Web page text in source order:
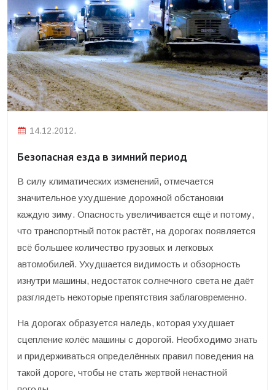
14.12.2012.
Безопасная езда в зимний период
В силу климатических изменений, отмечается
значительное ухудшение дорожной обстановки
каждую зиму. Опасность увеличивается ещё и потому,
что транспортный поток растёт, на дорогах появляется
всё большее количество грузовых и легковых
автомобилей. Ухудшается видимость и обзорность
изнутри машины, недостаток солнечного света не даёт
разглядеть некоторые препятствия заблаговременно.
На дорогах образуется наледь, которая ухудшает
сцепление колёс машины с дорогой. Необходимо знать
и придерживаться определённых правил поведения на
такой дороге, чтобы не стать жертвой ненастной